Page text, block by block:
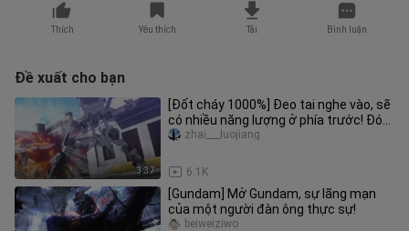
Thích Yêu thích Tải Bình luận
Đề xuất cho bạn
3:37
[Đốt cháy 1000%] Đeo tai nghe vào, sẽ
có nhiều năng lượng ở phía trước! Đó
là thưởng thức nhịp điệu
6.1K
zhai___luojiang
[Gundam] Mở Gundam, sự lãng mạn
của một người đàn ông thực sự!
beiweiziwo